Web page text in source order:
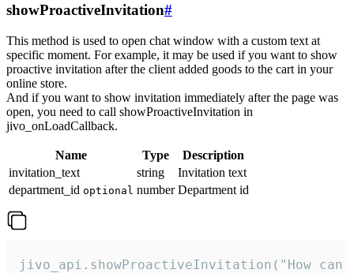
showProactiveInvitation#
This method is used to open chat window with a custom text at
specific moment. For example, it may be used if you want to show
proactive invitation after the client added goods to the cart in your
online store.
And if you want to show invitation immediately after the page was
open, you need to call showProactiveInvitation in
jivo_onLoadCallback.
Name Type
Description
invitation_text
string
Invitation text
department_id optional number Department id
jivo_api.showProactiveInvitation("How